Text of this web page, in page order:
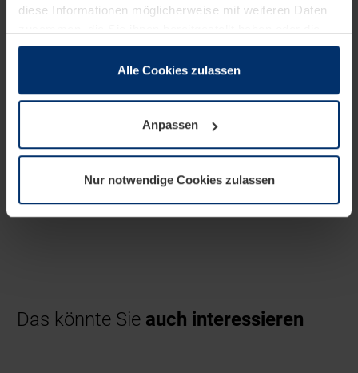
diese Informationen möglicherweise mit weiteren Daten
sie im Rahmen Ihrer Nutzung der Dienste gesammelt
wenn diese für den Betrieb dieser Seite unbedingt
notwendig sind. Für alle anderen Cookie-Typen benötigen
wir Ihre Erlaubnis. Ihre Einwilligung können Sie jederzeit
Datenschutzerklärungunserer Website ändern oder
widerrufen.
Alle Cookies zulassen
Anpassen
Nur notwendige Cookies zulassen
Das könnte Sie auch interessieren